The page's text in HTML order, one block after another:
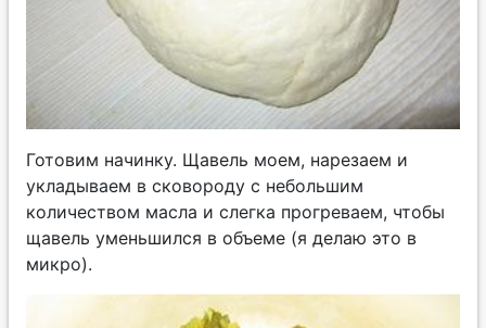
Готовим начинку. Щавель моем, нарезаем и
укладываем в сковороду с небольшим
количеством масла и слегка прогреваем, чтобы
щавель уменьшился в объеме (я делаю это в
микро).